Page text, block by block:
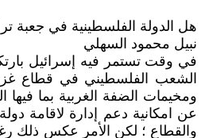
هل الدولة الفلسطينية في جعبة
نبيل محمود السهلي
في وقت تستمر فيه إسرائيل
الشعب الفلسطيني في قطاع
ومخيمات الضفة الغربية بما
عن امكانية دعم إدارة لاقامة
والقطاع ؛ لكن الأمر عكس ذلك